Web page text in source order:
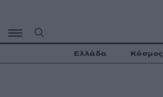
περιεχόμενο
Ελλάδα Κόσμος